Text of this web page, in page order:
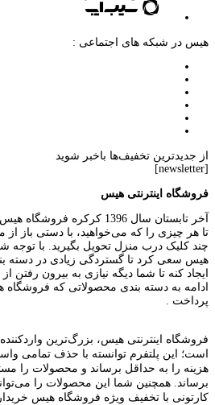
هیس در شبکه های اجتماعی :
از جدیدترین تخفیف‌ها باخبر شوید
[newsletter]
فروشگاه اینترنتی هیس
آخر تابستان سال 1396 کرکره
تا هر چیزی را که می‌خواهید، با دستی باز از
چند کلیک درب منزل تحویل بگیرید. با توجه
هیس سعی کرد تا گستردگی زیادی در دسته
ایجاد کنه تا شما دیگه نیازی به بیرون رفتن
ادامه به دسته بندی محصولاتی که فروشگاه
پرداخت .
فروشگاه اینترنتی هیس، بزرگ‌ترین وارد‌کننده
است؛ این پلتفرم توانسته با حذف تمامی
هزینه را به حداقل برساند و محصولات را
برساند. همچنین شما این محصولات را
کارتونی با تخفیف ویژه فروشگاه هیس